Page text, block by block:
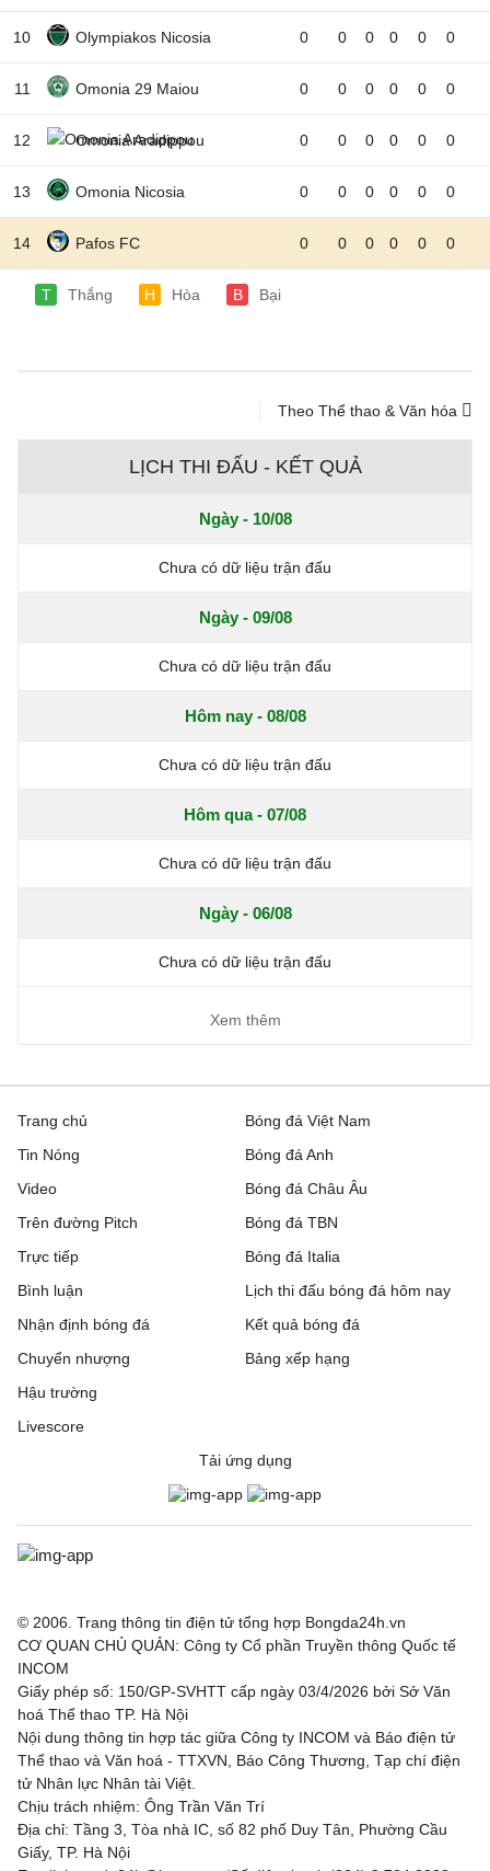
10 Olympiakos Nicosia 0 0 0 0 0 0
11 Omonia 29 Maiou 0 0 0 0 0 0
12 Omonia Aradippou 0 0 0 0 0 0
13 Omonia Nicosia 0 0 0 0 0 0
14 Pafos FC 0 0 0 0 0 0
T Thắng H Hòa B Bại
Theo Thể thao & Văn hóa
LỊCH THI ĐẤU - KẾT QUẢ
Ngày - 10/08
Chưa có dữ liệu trận đấu
Ngày - 09/08
Chưa có dữ liệu trận đấu
Hôm nay - 08/08
Chưa có dữ liệu trận đấu
Hôm qua - 07/08
Chưa có dữ liệu trận đấu
Ngày - 06/08
Chưa có dữ liệu trận đấu
Xem thêm
Trang chủ
Tin Nóng
Video
Trên đường Pitch
Trực tiếp
Bóng đá Việt Nam
Bóng đá Anh
Bóng đá Châu Âu
Bóng đá TBN
Bóng đá Italia
Bình luận
Nhận định bóng đá
Chuyển nhượng
Hậu trường
Livescore
Lịch thi đấu bóng đá hôm nay
Kết quả bóng đá
Bảng xếp hạng
Tải ứng dụng
© 2006. Trang thông tin điện tử tổng hợp Bongda24h.vn
CƠ QUAN CHỦ QUẢN: Công ty Cổ phần Truyền thông Quốc tế
INCOM
Giấy phép số: 150/GP-SVHTT cấp ngày 03/4/2026 bởi Sở Văn
hoá Thể thao TP. Hà Nội
Nội dung thông tin hợp tác giữa Công ty INCOM và Báo điện tử
Thể thao và Văn hoá - TTXVN, Báo Công Thương, Tạp chí điện
tử Nhân lực Nhân tài Việt.
Chịu trách nhiệm: Ông Trần Văn Trí
Địa chỉ: Tầng 3, Tòa nhà IC, số 82 phố Duy Tân, Phường Cầu
Giấy, TP. Hà Nội